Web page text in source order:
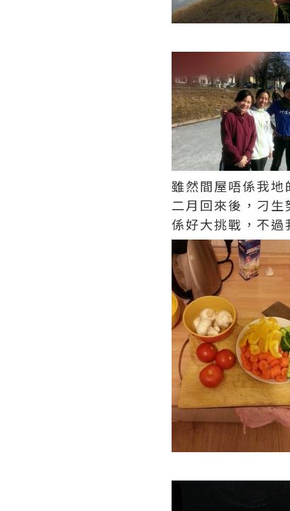
雖然間屋唔係我地
二月回來後，刁
係好大挑戰，不